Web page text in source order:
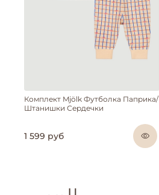
Комплект Mjölk Футболка Паприка/
Штанишки Сердечки
1 599 руб